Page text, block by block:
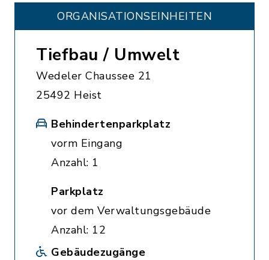
ORGANISATIONS­EINHEITEN
Tiefbau / Umwelt
Wedeler Chaussee 21
25492 Heist
Behindertenparkplatz
vorm Eingang
Anzahl: 1
Parkplatz
vor dem Verwaltungsgebäude
Anzahl: 12
Gebäudezugänge